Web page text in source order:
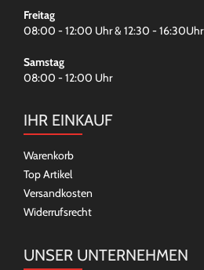
Freitag
08:00 - 12:00 Uhr & 12:30 - 16:30Uhr
Samstag
08:00 - 12:00 Uhr
IHR EINKAUF
Warenkorb
Top Artikel
Versandkosten
Widerrufsrecht
UNSER UNTERNEHMEN